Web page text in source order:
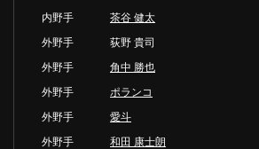
内野手
茶谷 健太
外野手
荻野 貴司
外野手
角中 勝也
外野手
ポランコ
外野手
愛斗
外野手
和田 康士朗